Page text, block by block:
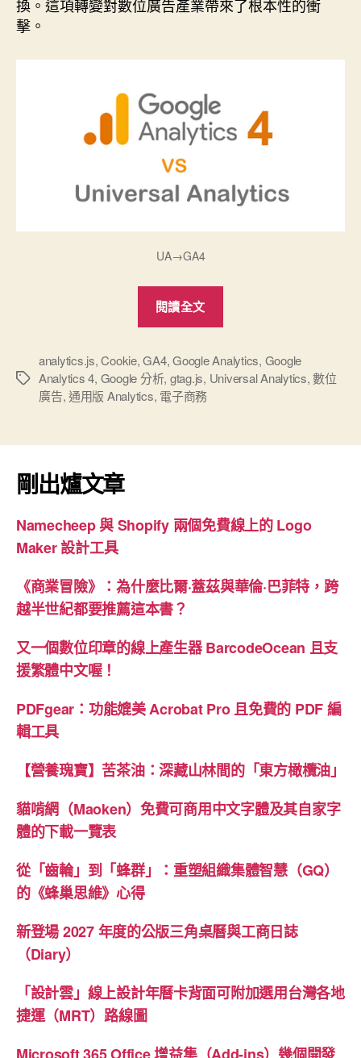
換。這項轉變對數位廣告產業帶來了根本性的衝
擊。
UA→GA4
閱讀全文
分
析
標
analytics.js,Cookie,GA4,Google Analytics, Google
Analytics 4, Google 分析, gtag.js, Universal Analytics,數位
廣告,通用版 Analytics, 電子商務
剛出爐文章
Namecheep 與 Shopify 兩個免費線上的 Logo
Maker 設計工具
《商業冒險》：為什麼比爾·蓋茲與華倫·巴菲特，跨
越半世紀都要推薦這本書？
又一個數位印章的線上產生器 BarcodeOcean 且支
援繁體中文喔！
PDFgear：功能媲美 Acrobat Pro 且免費的 PDF 編
輯工具
【營養瑰寶】苦茶油：深藏山林間的「東方橄欖油」
貓啃網（Maoken）免費可商用中文字體及其自家字
體的下載一覽表
從「齒輪」到「蜂群」：重塑組織集體智慧（GQ）
的《蜂巢思維》心得
新登場 2027 年度的公版三角桌曆與工商日誌
（Diary）
「設計雲」線上設計年曆卡背面可附加選用台灣各地
捷運（MRT）路線圖
Microsoft 365 Office 增益集（Add-ins）幾個開發